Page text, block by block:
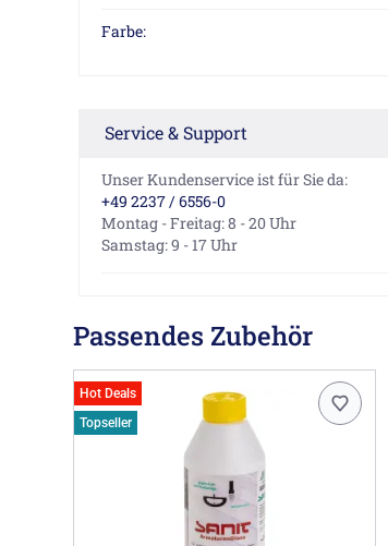
Farbe:
Service & Support
Unser Kundenservice ist für Sie da:
+49 2237 / 6556-0
Montag - Freitag: 8 - 20 Uhr
Samstag: 9 - 17 Uhr
Passendes Zubehör
Hot Deals
Topseller